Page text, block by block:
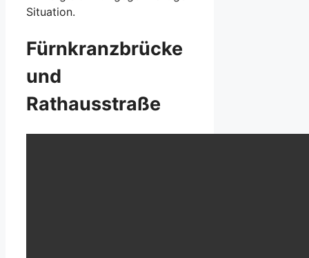
Situation.
Fürnkranzbrücke
und
Rathausstraße